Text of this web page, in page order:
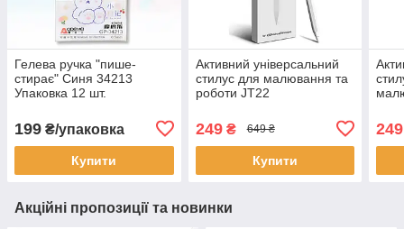
Гелева ручка "пише-
стирає" Синя 34213
Упаковка 12 шт.
199 ₴/упаковка
Купити
Активний універсальний
стилус для малювання та
роботи JT22
249₴ 649 ₴
Купити
249
Акційні пропозиції та новинки